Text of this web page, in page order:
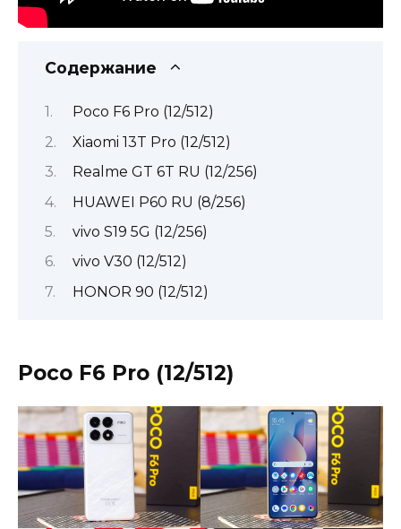
Содержание
Poco F6 Pro (12/512)
Xiaomi 13T Pro (12/512)
Realme GT 6T RU (12/256)
HUAWEI P60 RU (8/256)
vivo S19 5G (12/256)
vivo V30 (12/512)
HONOR 90 (12/512)
Poco F6 Pro (12/512)